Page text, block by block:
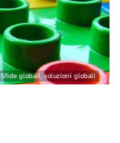
Sfide globali, soluzioni globali